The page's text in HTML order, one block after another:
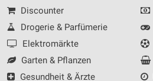
Discounter
Drogerie & Parfümerie
Elektromärkte
Garten & Pflanzen
Gesundheit & Ärzte